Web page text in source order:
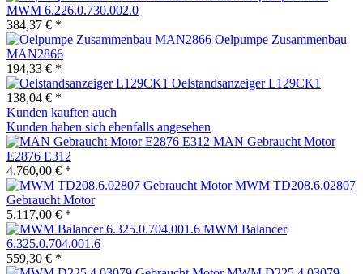
MWM 6.226.0.730.002.0
384,37 € *
Oelpumpe Zusammenbau
MAN2866
194,33 € *
Oelstandsanzeiger L129CK1
138,04 € *
Kunden kauften auch
Kunden haben sich ebenfalls angesehen
MAN Gebraucht Motor
E2876 E312
4.760,00 € *
MWM TD208.6.02807
Gebraucht Motor
5.117,00 € *
MWM Balancer
6.325.0.704.001.6
559,30 € *